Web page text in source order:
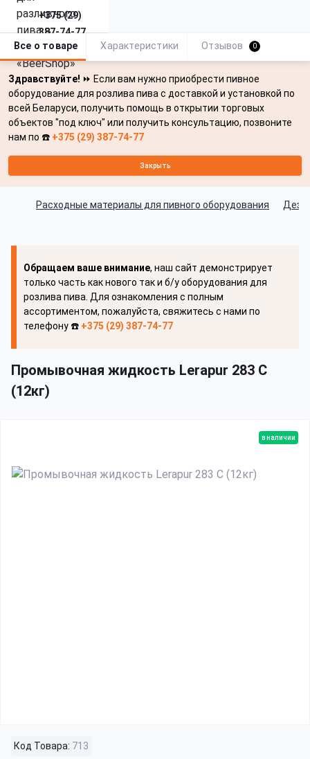
Здравствуйте! ⏩ Если вам нужно приобрести пивное
оборудование для розлива пива с доставкой и установкой по
всей Беларуси, получить помощь в открытии торговых
объектов "под ключ" или получить консультацию, позвоните
нам по ☎️ +375 (29) 387-74-77
Закрыть
+375 (29)
387-74-77
Расходные материалы для пивного оборудования
Обращаем ваше внимание, наш сайт демонстрирует
только часть как нового так и б/у оборудования для
розлива пива. Для ознакомления с полным
ассортиментом, пожалуйста, свяжитесь с нами по
телефону ☎️ +375 (29) 387-74-77
Промывочная жидкость Lerapur 283 С
(12кг)
Все о товаре Характеристики Отзывов 0
в наличии
Код Товара: 713